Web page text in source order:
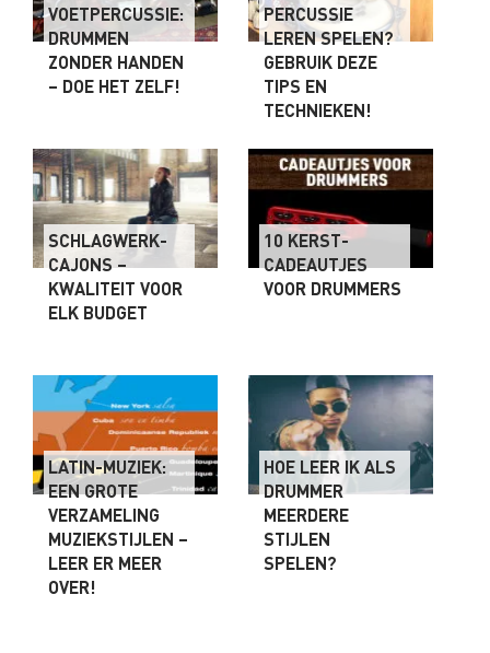
VOETPERCUSSIE:
DRUMMEN
ZONDER HANDEN
– DOE HET ZELF!
PERCUSSIE
LEREN SPELEN?
GEBRUIK DEZE
TIPS EN
TECHNIEKEN!
SCHLAGWERK-
CAJONS –
KWALITEIT VOOR
ELK BUDGET
10 KERST-
CADEAUTJES
VOOR DRUMMERS
LATIN-MUZIEK:
EEN GROTE
VERZAMELING
MUZIEKSTIJLEN –
LEER ER MEER
OVER!
HOE LEER IK ALS
DRUMMER
MEERDERE
STIJLEN
SPELEN?